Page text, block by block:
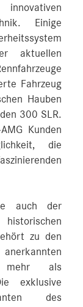
Einige
aktuellen
Fahrzeug
Hauben
300 SLR.
Kunden
die
auch der
zu den
mehr als
exklusive
des